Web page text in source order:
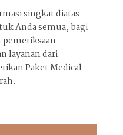
singkat diatas
Anda semua, bagi
layanan dari
Paket Medical